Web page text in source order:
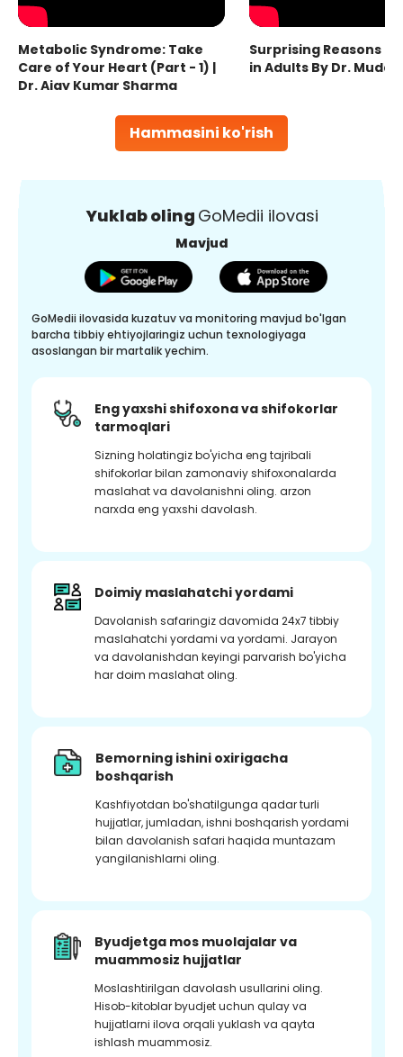
Hammasini ko'rish
Metabolic Syndrome: Take
Care of Your Heart (Part - 1) |
Dr. Ajay Kumar Sharma
Surprising Reasons
in Adults By Dr.
Yuklab oling GoMedii ilovasi
Mavjud
GoMedii ilovasida kuzatuv va monitoring mavjud bo'lgan
barcha tibbiy ehtiyojlaringiz uchun texnologiyaga
asoslangan bir martalik yechim.
Eng yaxshi shifoxona va shifokorlar
tarmoqlari
Sizning holatingiz bo'yicha eng tajribali
shifokorlar bilan zamonaviy shifoxonalarda
maslahat va davolanishni oling. arzon
narxda eng yaxshi davolash.
Doimiy maslahatchi yordami
Davolanish safaringiz davomida 24x7 tibbiy
maslahatchi yordami va yordami. Jarayon
va davolanishdan keyingi parvarish bo'yicha
har doim maslahat oling.
Bemorning ishini oxirigacha
boshqarish
Kashfiyotdan bo'shatilgunga qadar turli
hujjatlar, jumladan, ishni boshqarish yordami
bilan davolanish safari haqida muntazam
yangilanishlarni oling.
Byudjetga mos muolajalar va
muammosiz hujjatlar
Moslashtirilgan davolash usullarini oling.
Hisob-kitoblar byudjet uchun qulay va
hujjatlarni ilova orqali yuklash va qayta
ishlash muammosiz.